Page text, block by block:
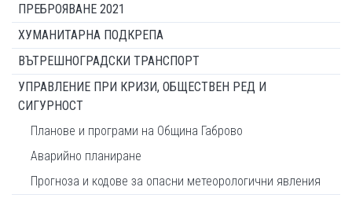
ПРЕБРОЯВАНЕ 2021
ХУМАНИТАРНА ПОДКРЕПА
ВЪТРЕШНОГРАДСКИ ТРАНСПОРТ
УПРАВЛЕНИЕ ПРИ КРИЗИ, ОБЩЕСТВЕН РЕД И
СИГУРНОСТ
Планове и програми на Община Габрово
Аварийно планиране
Прогноза и кодове за опасни метеорологични явления